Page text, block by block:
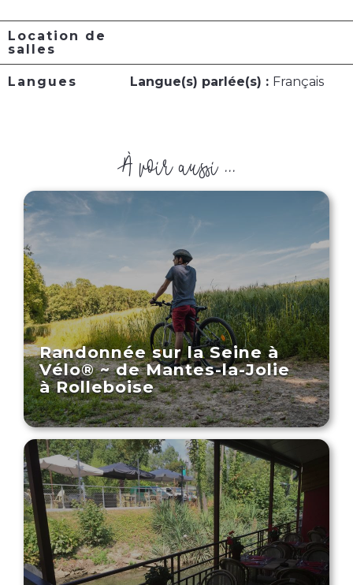
Location de
salles
Langues Langue(s) parlée(s) : Français
À voir aussi ...
Randonnée sur la Seine à
Vélo® ~ de Mantes-la-Jolie
à Rolleboise